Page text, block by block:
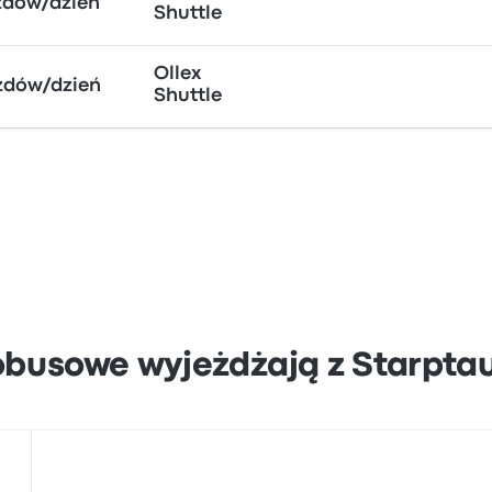
dzień
Shuttle
dzień
Ollex
Shuttle
wyjeżdżają z